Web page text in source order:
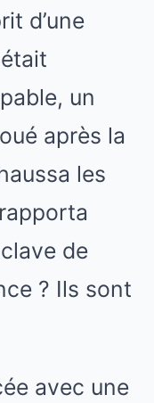
d’une
un
après la
les
de
? Ils sont
avec une